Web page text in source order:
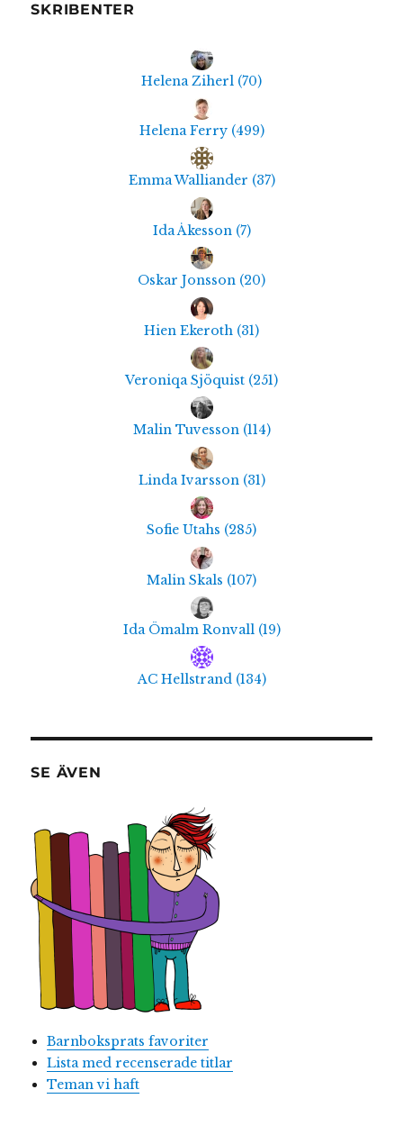
SKRIBENTER
Helena Ziherl (70)
Helena Ferry (499)
Emma Walliander (37)
Ida Åkesson (7)
Oskar Jonsson (20)
Hien Ekeroth (31)
Veroniqa Sjöquist (251)
Malin Tuvesson (114)
Linda Ivarsson (31)
Sofie Utahs (285)
Malin Skals (107)
Ida Ömalm Ronvall (19)
AC Hellstrand (134)
SE ÄVEN
Barnboksprats favoriter
Lista med recenserade titlar
Teman vi haft